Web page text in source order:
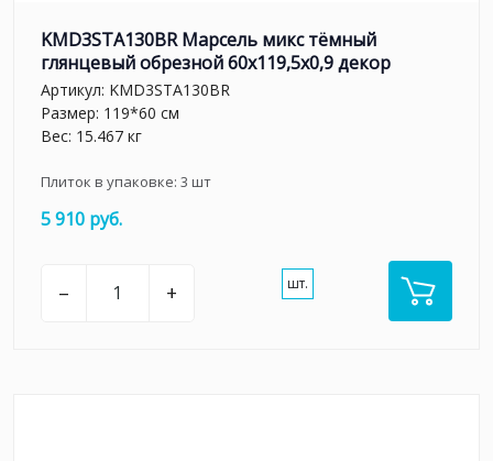
KMD3STA130BR Марсель микс тёмный
глянцевый обрезной 60x119,5x0,9 декор
Артикул: KMD3STA130BR
Размер: 119*60 см
Вес: 15.467 кг
Плиток в упаковке: 3 шт
5 910 руб.
– + шт.